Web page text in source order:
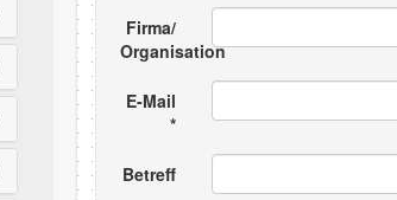
Firma/
Organisation
E-Mail
Betreff